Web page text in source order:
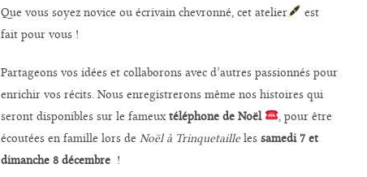
Que vous soyez novice ou écrivain chevronné, cet atelier
est
fait pour vous !
Partageons vos idées et collaborons avec d’autres passionnés pour
enrichir vos récits. Nous enregistrerons même nos histoires qui
seront disponibles sur le fameuxtéléphone de Noël
, pour être
écoutées en famille lors deNoël à Trinquetaillelessamedi 7 et
dimanche 8 décembre !